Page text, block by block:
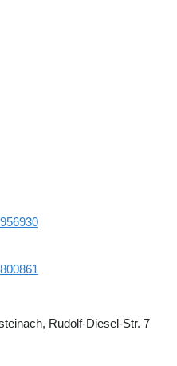
Rudolf-Diesel-Str. 7